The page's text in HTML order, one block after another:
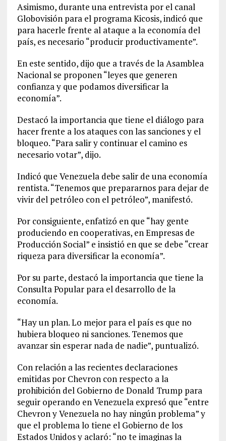
Asimismo, durante una entrevista por el canal
Globovisión para el programa Kicosis, indicó que
para hacerle frente al ataque a la economía del
país, es necesario “producir productivamente”.
En este sentido, dijo que a través de la Asamblea
Nacional se proponen “leyes que generen
confianza y que podamos diversificar la
economía”.
Destacó la importancia que tiene el diálogo para
hacer frente a los ataques con las sanciones y el
bloqueo. “Para salir y continuar el camino es
necesario votar”, dijo.
Indicó que Venezuela debe salir de una economía
rentista. “Tenemos que prepararnos para dejar de
vivir del petróleo con el petróleo”, manifestó.
Por consiguiente, enfatizó en que “hay gente
produciendo en cooperativas, en Empresas de
Producción Social” e insistió en que se debe “crear
riqueza para diversificar la economía”.
Por su parte, destacó la importancia que tiene la
Consulta Popular para el desarrollo de la
economía.
“Hay un plan. Lo mejor para el país es que no
hubiera bloqueo ni sanciones. Tenemos que
avanzar sin esperar nada de nadie”, puntualizó.
Con relación a las recientes declaraciones
emitidas por Chevron con respecto a la
prohibición del Gobierno de Donald Trump para
seguir operando en Venezuela expresó que “entre
Chevron y Venezuela no hay ningún problema” y
que el problema lo tiene el Gobierno de los
Estados Unidos y aclaró: “no te imaginas la